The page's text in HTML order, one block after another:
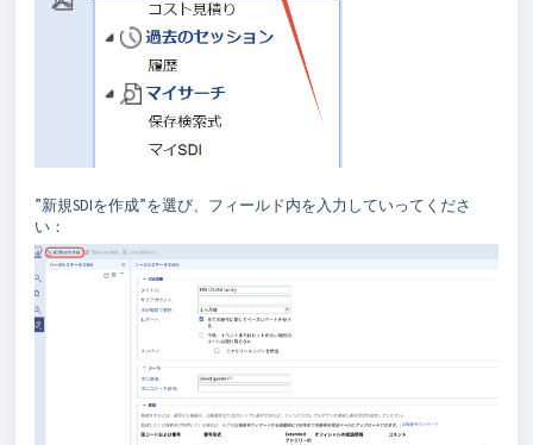
”新規SDIを作成”を選び、フィールド内を入力していってくださ
い：